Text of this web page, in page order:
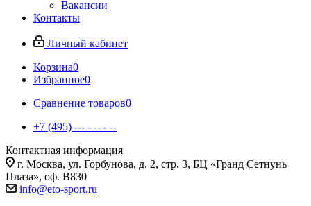
Вакансии
Контакты
Личный кабинет
Корзина0
Избранное0
Сравнение товаров0
+7 (495) --- - -- - --
Контактная информация
г. Москва, ул. Горбунова, д. 2, стр. 3, БЦ «Гранд Сетнунь
Плаза», оф. В830
info@eto-sport.ru